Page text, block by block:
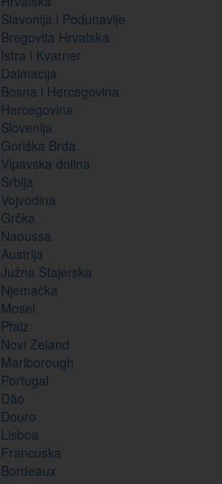
Slavonija i Podunavlje
Bregovita Hrvatska
Istra i Kvarner
Dalmacija
Bosna i Hercegovina
Hercegovina
Slovenija
Goriška Brda
Vipavska dolina
Srbija
Vojvodina
Grčka
Naoussa
Austrija
Južna Štajerska
Njemačka
Mosel
Pfalz
Novi Zeland
Marlborough
Portugal
Dão
Douro
Lisboa
Francuska
Bordeaux